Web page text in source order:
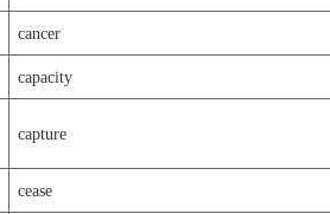
cancer
capacity
capture
cease